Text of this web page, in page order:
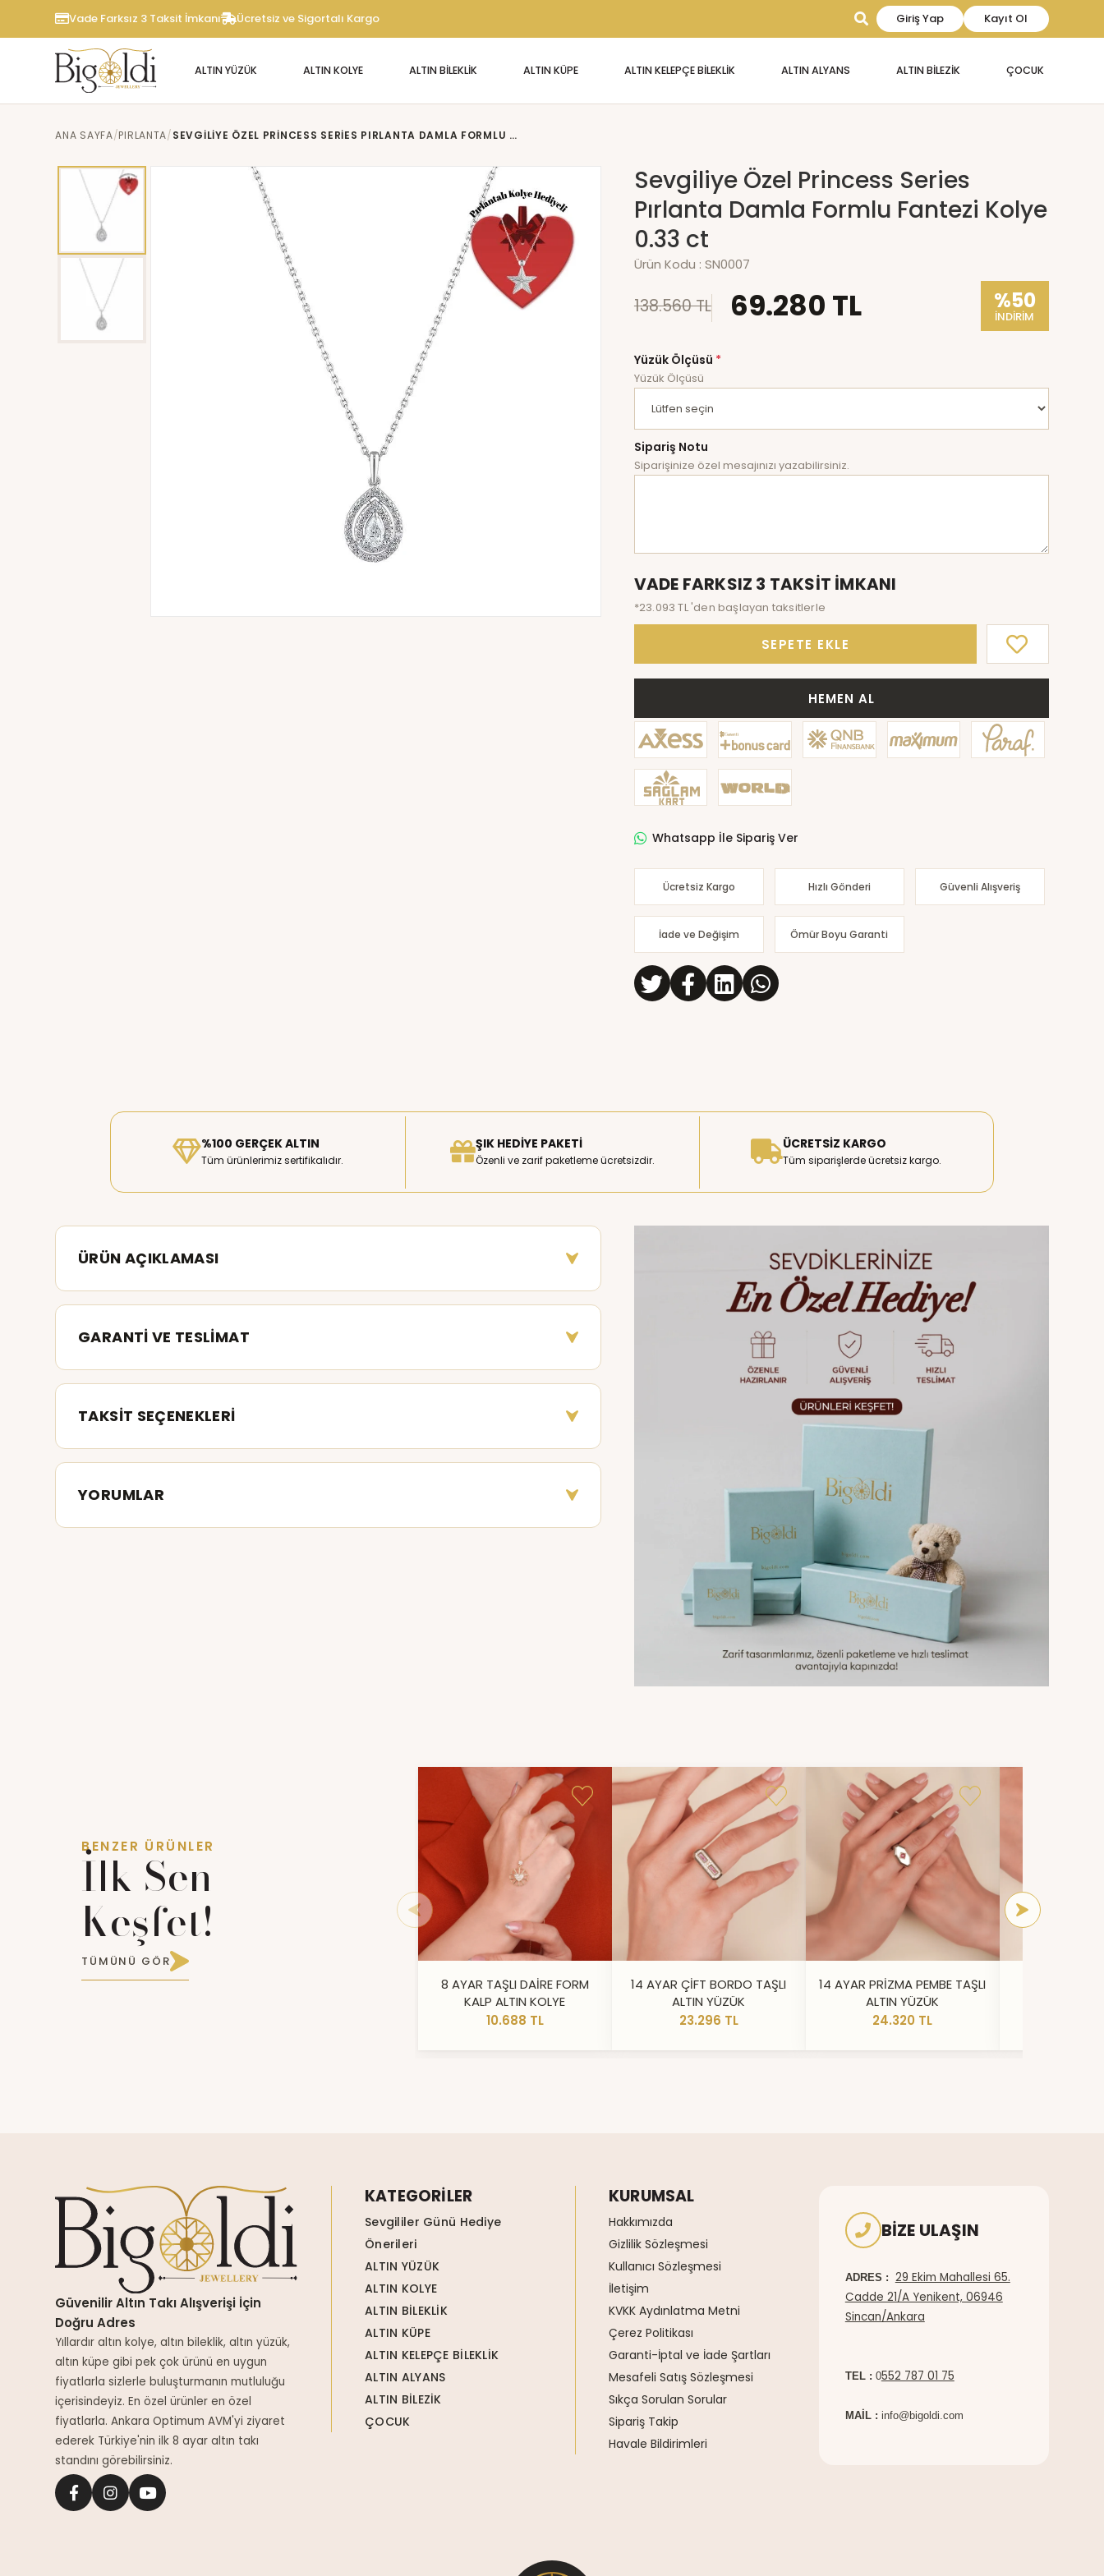
Vade Farksız 3 Taksit İmkanı Ücretsiz ve Sigortalı Kargo Giriş Yap Kayıt Ol
ALTIN YÜZÜK ALTIN KOLYE ALTIN BİLEKLİK ALTIN KÜPE ALTIN KELEPÇE BİLEKLİK ALTIN ALYANS ALTIN BİLEZİK ÇOCUK
ANA SAYFA PIRLANTA SEVGILIYE ÖZEL PRINCESS SERIES PIRLANTA DAMLA FORMLU FANTEZI KOLYE 0.33 CT
Sevgiliye Özel Princess Series
Pırlanta Damla Formlu Fantezi Kolye
0.33 ct
Ürün Kodu : SN0007
138.560 TL 69.280 TL %50
İNDİRİM
Yüzük Ölçüsü *
Yüzük Ölçüsü
Sipariş Notu
Siparişinize özel mesajınızı yazabilirsiniz.
VADE FARKSIZ 3 TAKSİT İMKANI
*23.093 TL 'den başlayan taksitlerle
SEPETE EKLE
HEMEN AL
Whatsapp İle Sipariş Ver
Ücretsiz Kargo Hızlı Gönderi Güvenli Alışveriş
İade ve Değişim Ömür Boyu Garanti
%100 GERÇEK ALTIN
Tüm ürünlerimiz sertifikalıdır.
ŞIK HEDIYE PAKETI
Özenli ve zarif paketleme ücretsizdir.
ÜCRETSIZ KARGO
Tüm siparişlerde ücretsiz kargo.
ÜRÜN AÇIKLAMASI
GARANTİ VE TESLİMAT
TAKSİT SEÇENEKLERİ
YORUMLAR
BENZER ÜRÜNLER
İlk Sen
Keşfet!
TÜMÜNÜ GÖR
8 AYAR TAŞLI DAİRE FORM
KALP ALTIN KOLYE
10.688 TL
14 AYAR ÇİFT BORDO TAŞLI
ALTIN YÜZÜK
23.296 TL
14 AYAR PRİZMA PEMBE TAŞLI
ALTIN YÜZÜK
24.320 TL
Güvenilir Altın Takı Alışverişi İçin
Doğru Adres
Yıllardır altın kolye, altın bileklik, altın yüzük,
altın küpe gibi pek çok ürünü en uygun
fiyatlarla sizlerle buluşturmanın mutluluğu
içerisindeyiz. En özel ürünler en özel
fiyatlarla. Ankara Optimum AVM'yi ziyaret
ederek Türkiye'nin ilk 8 ayar altın takı
standını görebilirsiniz.
KATEGORİLER
Sevgililer Günü Hediye
Önerileri
ALTIN YÜZÜK
ALTIN KOLYE
ALTIN BİLEKLİK
ALTIN KÜPE
ALTIN KELEPÇE BİLEKLİK
ALTIN ALYANS
ALTIN BİLEZİK
ÇOCUK
KURUMSAL
Hakkımızda
Gizlilik Sözleşmesi
Kullanıcı Sözleşmesi
İletişim
KVKK Aydınlatma Metni
Çerez Politikası
Garanti-İptal ve İade Şartları
Mesafeli Satış Sözleşmesi
Sıkça Sorulan Sorular
Sipariş Takip
Havale Bildirimleri
BIZE ULAŞIN
ADRES : 29 Ekim Mahallesi 65.
Cadde 21/A Yenikent, 06946
Sincan/Ankara
TEL : 0552 787 01 75
MAİL : info@bigoldi.com